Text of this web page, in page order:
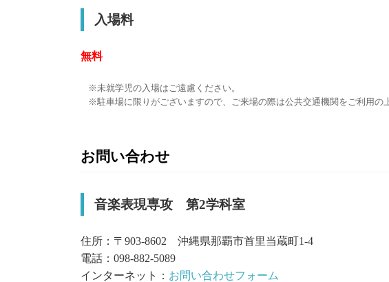
入場料
無料
未就学児の入場はご遠慮ください。
駐車場に限りがございますので、ご来場の際は公共交通機関をご利用の
お問い合わせ
音楽表現専攻 第2学科室
住所：〒903-8602 沖縄県那覇市首里当蔵町1-4
電話：098-882-5089
インターネット： お問い合わせフォーム